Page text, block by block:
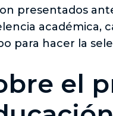
presentados
académica,
para hacer la
el